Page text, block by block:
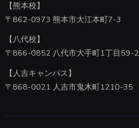
【熊本校】
〒862-0973 熊本市大江本町7-3
【八代校】
〒866-0852 八代市大手町1丁目59-2
【人吉キャンパス】
〒868-0021 人吉市鬼木町1210-35